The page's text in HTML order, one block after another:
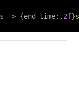
s -> {end_time:.2f}